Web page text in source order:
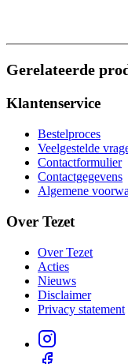
Gerelateerde
Klantenservice
Bestelproces
Veelgestelde
Contactformulier
Contactgegevens
Algemene
Over Tezet
Over Tezet
Acties
Nieuws
Disclaimer
Privacy statement